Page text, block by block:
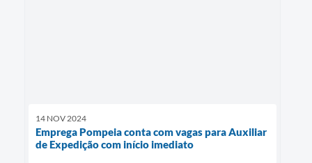
14 NOV 2024
Emprega Pompeia conta com vagas para Auxiliar
de Expedição com início imediato